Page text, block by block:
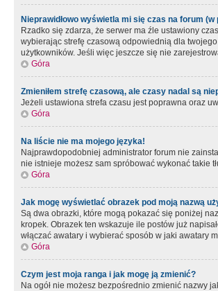
Nieprawidłowo wyświetla mi się czas na forum
Rzadko się zdarza, że serwer ma źle ustawiony
wybierając strefę czasową odpowiednią dla
użytkowników. Jeśli więc jeszcze się nie
Góra
Zmieniłem strefę czasową, ale czasy nadal są
Jeżeli ustawiona strefa czasu jest poprawna oraz
Góra
Na liście nie ma mojego języka!
Najprawdopodobniej administrator forum nie
nie istnieje możesz sam spróbować wykonać takie
Góra
Jak mogę wyświetlać obrazek pod moją nazwą
Są dwa obrazki, które mogą pokazać się poniżej
kropek. Obrazek ten wskazuje ile postów już
włączać awatary i wybierać sposób w jaki awatary
Góra
Czym jest moja ranga i jak mogę ją zmienić?
Na ogół nie możesz bezpośrednio zmienić nazwy